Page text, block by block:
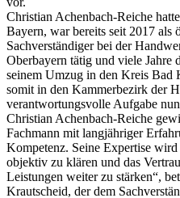
Christian Achenbach-Reiche
Bayern, war bereits seit 2017 als
Sachverständiger bei der
Oberbayern tätig und viele Jahre
seinem Umzug in den Kreis Bad
somit in den Kammerbezirk der
verantwortungsvolle Aufgabe
Christian Achenbach-Reiche
Fachmann mit langjähriger
Kompetenz. Seine Expertise
objektiv zu klären und das
Leistungen weiter zu stärken“,
Krautscheid, der dem